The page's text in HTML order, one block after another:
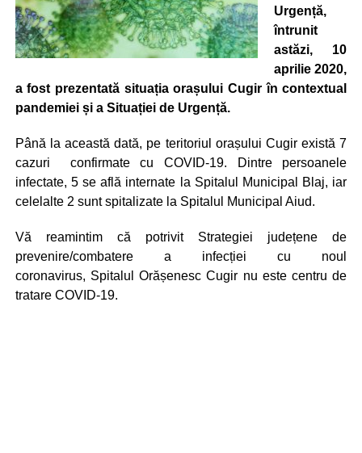
Urgență,
întrunit
astăzi, 10
aprilie 2020,
a fost prezentată situația orașului Cugir în contextual
pandemiei și a Situației de Urgență.
Până la această dată, pe teritoriul orașului Cugir există 7
cazuri confirmate cu COVID-19. Dintre persoanele
infectate, 5 se află internate la Spitalul Municipal Blaj, iar
celelalte 2 sunt spitalizate la Spitalul Municipal Aiud.
Vă reamintim că potrivit Strategiei județene de
prevenire/combatere a infecției cu noul
coronavirus, Spitalul Orășenesc Cugir nu este centru de
tratare COVID-19.